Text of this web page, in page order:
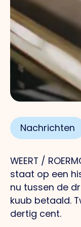
Nachrichten
WEERT /
staat op een
nu tussen de
kuub betaald.
dertig cent.